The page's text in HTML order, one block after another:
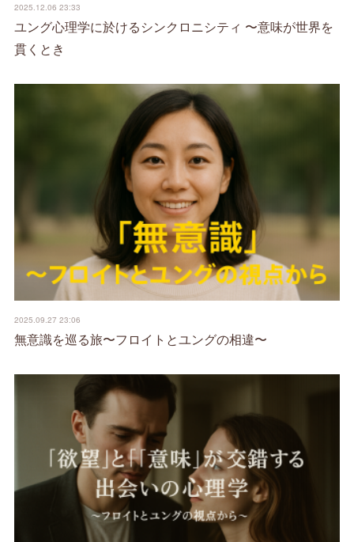
2025.12.06 23:33
ユング心理学に於けるシンクロニシティ 〜意味が世界を
貫くとき
2025.09.27 23:06
無意識を巡る旅〜フロイトとユングの相違〜